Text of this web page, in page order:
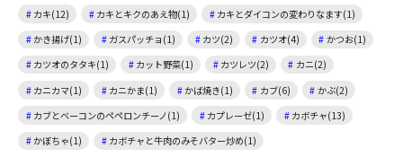
カキ(12)
カキとキクのあえ物(1)
カキとダイコンの変わりなます(1)
かき揚げ(1)
ガスパッチョ(1) カツ(2) カツオ(4)
かつお(1)
カツオのタタキ(1)
カット野菜(1) カツレツ(2)
カニ(2)
カニカマ(1)
カニかま(1) かば焼き(1) カブ(6)
かぶ(2)
カブとベーコンのペペロンチーノ(1)
カプレーゼ(1)
カボチャ(13)
かぼちゃ(1)
カボチャと牛肉のみそバター炒め(1)